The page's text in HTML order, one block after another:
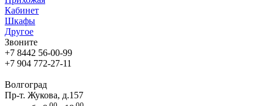
Кабинет
Шкафы
Другое
Звоните
+7 8442 56-00-99
+7 904 772-27-11
Волгоград
Пр-т. Жукова, д.157